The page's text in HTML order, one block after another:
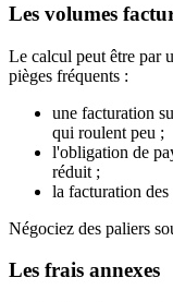
Les volumes
Le calcul peut être par
pièges fréquents :
une facturation
qui roulent peu ;
l'obligation de
réduit ;
la facturation
Négociez des paliers
Les frais annexes